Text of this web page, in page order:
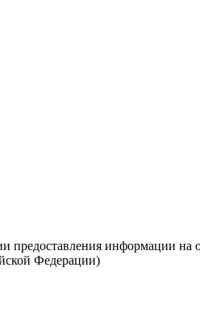
предоставления информации на
Федерации)